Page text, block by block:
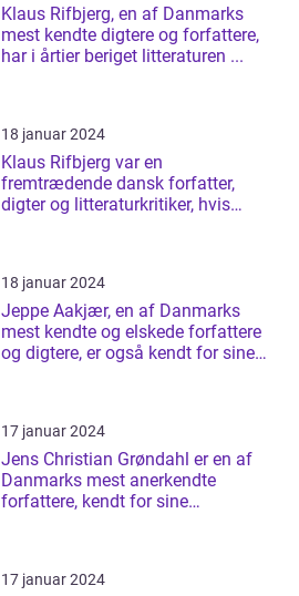
Klaus Rifbjerg, en af Danmarks
mest kendte digtere og forfattere,
har i årtier beriget litteraturen ...
18 januar 2024
Klaus Rifbjerg var en
fremtrædende dansk forfatter,
digter og litteraturkritiker, hvis
18 januar 2024
Jeppe Aakjær, en af Danmarks
mest kendte og elskede forfattere
og digtere, er også kendt for sine
17 januar 2024
Jens Christian Grøndahl er en af
Danmarks mest anerkendte
forfattere, kendt for sine
17 januar 2024